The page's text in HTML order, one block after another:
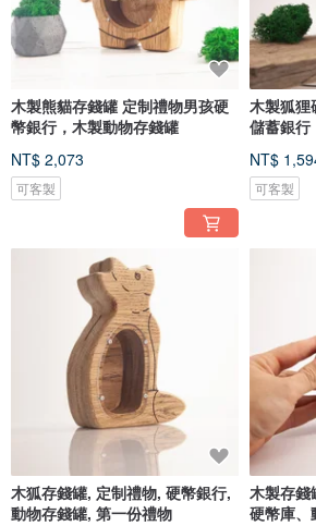
木製熊貓存錢罐 定制禮物男孩硬
幣銀行，木製動物存錢罐
NT$ 2,073
可客製
木製狐狸
儲蓄銀行
NT$
可客製
木狐存錢罐, 定制禮物, 硬幣銀行,
動物存錢罐, 第一份禮物
木製存錢
硬幣庫、